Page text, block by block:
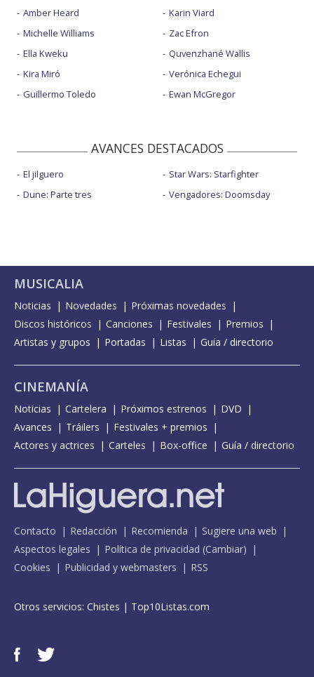
Amber Heard
Michelle Williams
Ella Kweku
Kira Miró
Guillermo Toledo
Karin Viard
Zac Efron
Quvenzhané Wallis
Verónica Echegui
Ewan McGregor
AVANCES DESTACADOS
El jilguero
Dune: Parte tres
Star Wars: Starfighter
Vengadores: Doomsday
MUSICALIA
Noticias Novedades
Próximas novedades
Discos históricos
Canciones Festivales
Premios
Artistas y grupos
Portadas Listas Guía / directorio
CINEMANÍA
Noticias Cartelera Próximos estrenos
DVD
Avances
Tráilers
Festivales + premios
Actores y actrices
Carteles Box-office Guía / directorio
Contacto Redacción Recomienda
Sugiere una web
Aspectos legales
Política de privacidad (Cambiar)
Cookies
Publicidad y webmasters RSS
Otros servicios: Chistes | Top10Listas.com